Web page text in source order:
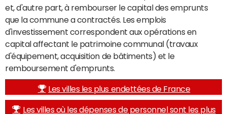
et, d'autre part, à rembourser le capital des emprunts
que la commune a contractés. Les emplois
d'investissement correspondent aux opérations en
capital affectant le patrimoine communal (travaux
d'équipement, acquisition de bâtiments) et le
remboursement d'emprunts.
Les villes les plus endettées de France
Les villes où les dépenses de personnel sont les plus